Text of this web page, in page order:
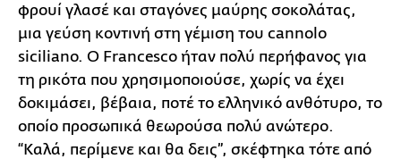
φρουί γλασέ και σταγόνες μαύρης σοκολάτας,
μια γεύση κοντινή στη γέμιση του cannolo
siciliano. O Francesco ήταν πολύ περήφανος για
τη ρικότα που χρησιμοποιούσε, χωρίς να έχει
δοκιμάσει, βέβαια, ποτέ το ελληνικό ανθότυρο, το
οποίο προσωπικά θεωρούσα πολύ ανώτερο.
“Καλά, περίμενε και θα δεις”, σκέφτηκα τότε από